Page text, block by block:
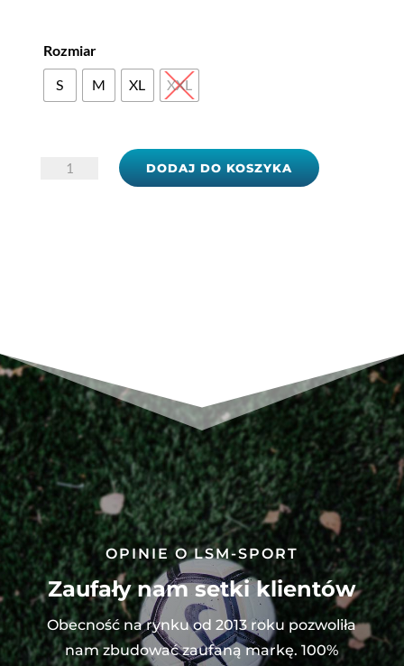
Rozmiar
S M XL XXL
ilość
DODAJ DO KOSZYKA
OPINIE O LSM-SPORT
Zaufały nam setki klientów
Obecność na rynku od 2013 roku pozwoliła
nam zbudować zaufaną markę. 100%